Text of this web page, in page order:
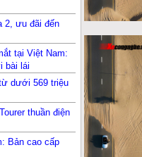
2, ưu đãi đến
tại Việt Nam:
bài lái
dưới 569 triệu
thuần điện
Bản cao cấp